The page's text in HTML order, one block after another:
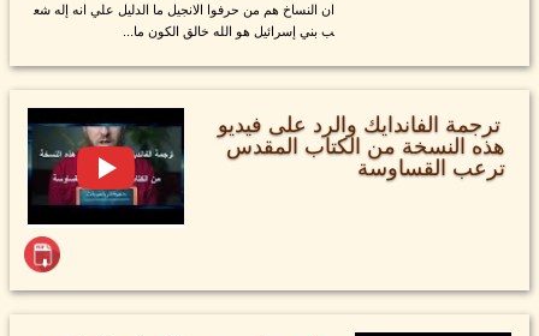
ان النساخ هم من حرفوا الانجيل ما الدليل علي انه إله شع
ب بني إسرائيل هو الله خالق الكون ما...
ترجمة الفاندايك والرد على فيديو
هذه النسخة من الكتاب المقدس
ترعب القساوسة